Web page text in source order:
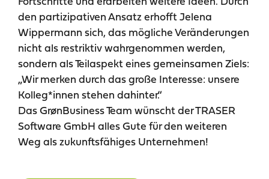
den partizipativen Ansatz erhofft Jelena
Wippermann sich, das mögliche Veränderungen
nicht als restriktiv wahrgenommen werden,
sondern als Teilaspekt eines gemeinsamen Ziels:
„Wir merken durch das große Interesse: unsere
Kolleg*innen stehen dahinter.“
Das GrønBusiness Team wünscht der TRASER
Software GmbH alles Gute für den weiteren
Weg als zukunftsfähiges Unternehmen!